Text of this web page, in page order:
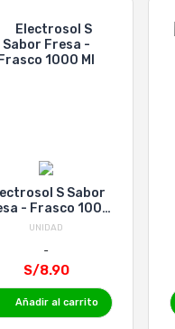
S Sabor
- Frasco 1000
Ml
UNIDAD
S/8.90
Añadir al carrito